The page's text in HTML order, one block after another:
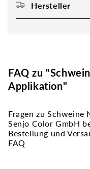
Hersteller
FAQ zu
Applikation"
Fragen zu Schweine
Senjo Color GmbH
Bestellung und
FAQ